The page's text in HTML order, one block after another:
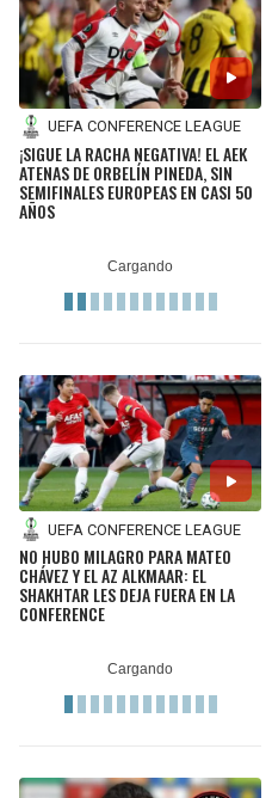
UEFA CONFERENCE LEAGUE
¡SIGUE LA RACHA NEGATIVA! EL AEK
ATENAS DE ORBELÍN PINEDA, SIN
SEMIFINALES EUROPEAS EN CASI 50
AÑOS
UEFA CONFERENCE LEAGUE
NO HUBO MILAGRO PARA MATEO
CHÁVEZ Y EL AZ ALKMAAR: EL
SHAKHTAR LES DEJA FUERA EN LA
CONFERENCE